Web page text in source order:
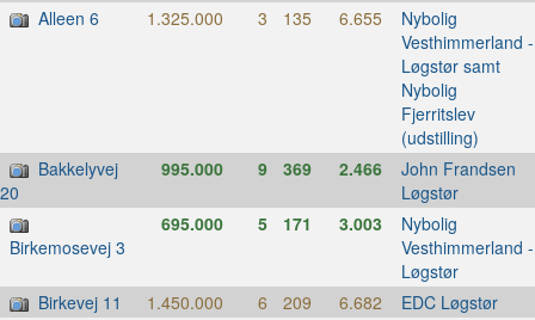
Alleen 6
1.325.000 3 135 6.655 Nybolig
Vesthimmerland -
Løgstør samt
Nybolig
Fjerritslev
(udstilling)
Bakkelyvej
20
995.000 9 369 2.466 John Frandsen
Løgstør
Birkemosevej 3
695.000 5 171 3.003 Nybolig
Vesthimmerland -
Løgstør
Birkevej 11
1.450.000 6 209 6.682 EDC Løgstør